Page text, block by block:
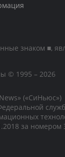
знаком ■,
© 1995 – 2026
(«СиНьюс»)
за